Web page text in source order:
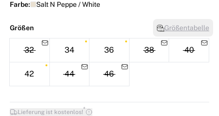
Farbe: Salt N Peppe / White
Größen Größentabelle
32 34 36 38 40
42 44 46
Lieferung ist kostenlos!*